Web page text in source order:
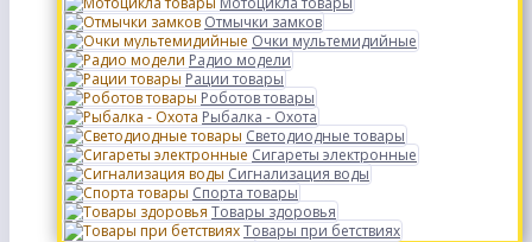
Отмычки замков
Очки мультемидийные
Радио модели
Рации товары
Роботов товары
Рыбалка - Охота
Светодиодные товары
Сигареты электронные
Сигнализация воды
Спорта товары
Товары здоровья
Товары при бетствиях